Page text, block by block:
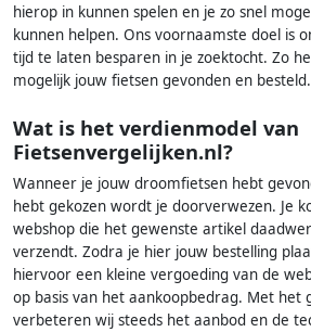
hierop in kunnen spelen en je zo snel
kunnen helpen. Ons voornaamste doel is
tijd te laten besparen in je zoektocht. Zo
mogelijk jouw fietsen gevonden en besteld.
Wat is het verdienmodel van
Fietsenvergelijken.nl?
Wanneer je jouw droomfietsen hebt
hebt gekozen wordt je doorverwezen. Je
webshop die het gewenste artikel
verzendt. Zodra je hier jouw bestelling
hiervoor een kleine vergoeding van de
op basis van het aankoopbedrag. Met het
verbeteren wij steeds het aanbod en de